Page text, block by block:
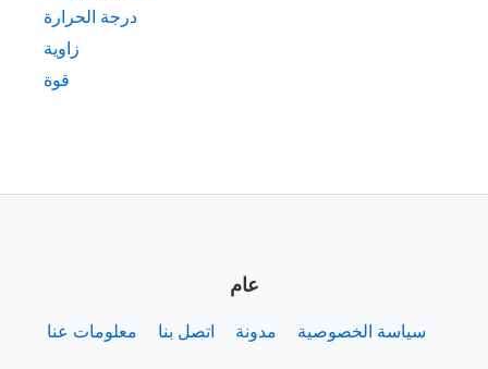
درجة الحرارة
زاوية
قوة
عام
معلومات عنا اتصل بنا مدونة سياسة الخصوصية